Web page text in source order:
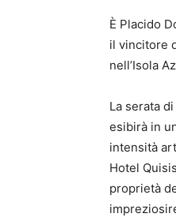
È Placido
il vincitore
nell’Isola
La serata
esibirà in
intensità
Hotel
proprietà